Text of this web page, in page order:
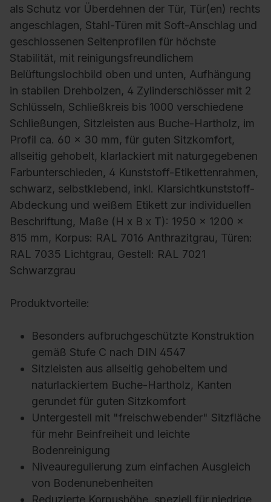
als Schutz vor Überdehnen der Tür, Tür(en) rechts
angeschlagen, Stahl-Türen mit Soft-Anschlag und
geschlossenen Seitenprofilen für höchste
Stabilität, mit reinigungsfreundlichem
Belüftungslochbild oben und unten, Aufhängung
in stabilen Drehbolzen, 4 Zylinderschlösser mit 2
Schlüsseln, Schließkreis bis 1000 verschiedene
Schließungen, Sitzleisten aus Buche-Hartholz, im
Profil ca. 60 x 30 mm, für guten Sitzkomfort,
allseitig gehobelt, klarlackiert mit naturgegebenen
Farbunterschieden, 4 Kunststoff-Etikettenrahmen,
schwarz, selbstklebend, inkl. Klarsichtkunststoff-
Abdeckung und weißem Etikett zur individuellen
Beschriftung, Maße (H x B x T): 1950 x 1200 x
815 mm, Korpus: RAL 7016 Anthrazitgrau, Türen:
RAL 7035 Lichtgrau, Gestell: RAL 7021
Schwarzgrau
Produktvorteile:
Besonders aufbruchgeschützte Konstruktion
gemäß Stufe C nach DIN 4547
Sitzleisten aus allseitig gehobeltem und
naturlackiertem Buche-Hartholz, Kanten
gerundet für guten Sitzkomfort
Untergestell mit "freischwebender" Sitzfläche
für mehr Beinfreiheit und leichte
Bodenreinigung
Niveauregulierung zum einfachen Ausgleich
von Bodenunebenheiten
Reduzierte Korpushöhe, speziell für niedrige